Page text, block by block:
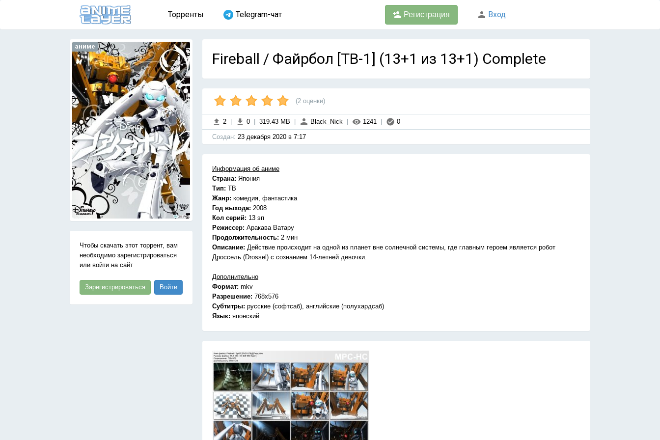
Торренты Telegram-чат Регистрация Вход
аниме
Чтобы скачать этот торрент, вам
необходимо зарегистрироваться
или войти на сайт
Зарегистрироваться Войти
Fireball / Файрбол [ТВ-1] (13+1 из 13+1) Complete
(2 оценки)
2 0 319.43 MB Black_Nick 1241 0
Cоздан: 23 декабря 2020 в 7:17
Информация об аниме
Страна: Япония
Тип: ТВ
Жанр: комедия, фантастика
Год выхода: 2008
Кол серий: 13 эп
Режиссер: Аракава Ватару
Продолжительность: 2 мин
Описание: Действие происходит на одной из планет вне солнечной системы, где главным героем является робот
Дроссель (Drossel) с сознанием 14-летней девочки.
Дополнительно
Формат: mkv
Разрешение: 768x576
Субтитры: русские (софтсаб), английские (полухардсаб)
Язык: японский